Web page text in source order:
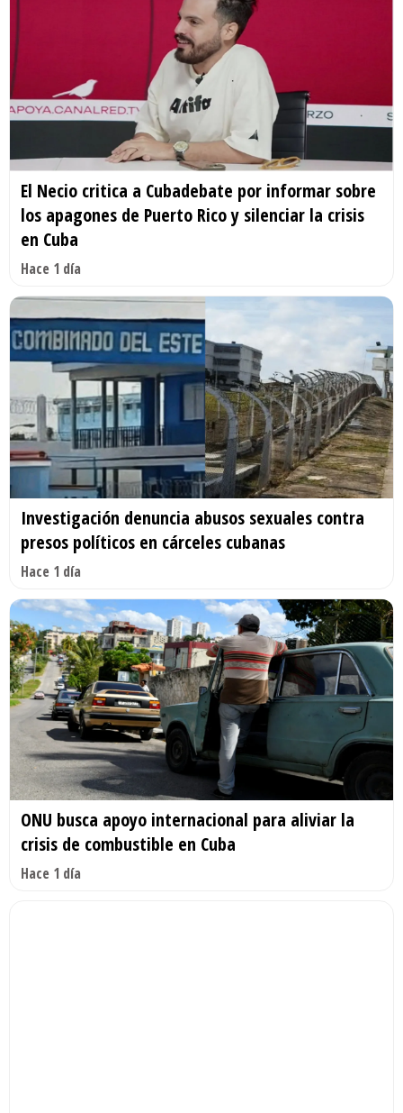
El Necio critica a Cubadebate por informar sobre
los apagones de Puerto Rico y silenciar la crisis
en Cuba
Hace 1 día
Investigación denuncia abusos sexuales contra
presos políticos en cárceles cubanas
Hace 1 día
ONU busca apoyo internacional para aliviar la
crisis de combustible en Cuba
Hace 1 día